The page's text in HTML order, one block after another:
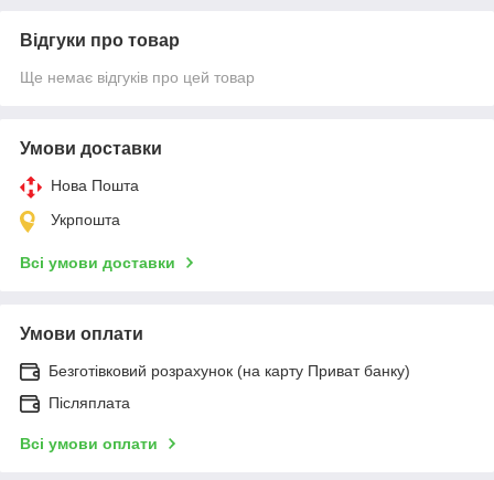
Відгуки про товар
Ще немає відгуків про цей товар
Умови доставки
Нова Пошта
Укрпошта
Всі умови доставки
Умови оплати
Безготівковий розрахунок (на карту Приват банку)
Післяплата
Всі умови оплати